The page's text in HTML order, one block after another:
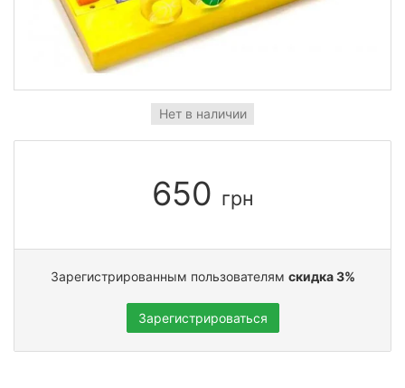
Нет в наличии
650 грн
Зарегистрированным пользователям скидка 3%
Зарегистрироваться